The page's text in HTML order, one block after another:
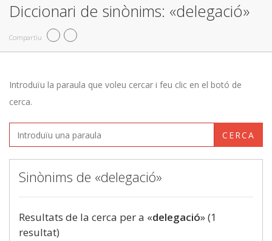
Diccionari de sinònims: «delegació»
Compartiu
Introduïu la paraula que voleu cercar i feu clic en el botó de
cerca.
CERCA
Sinònims de «delegació»
Resultats de la cerca per a «delegació» (1
resultat)